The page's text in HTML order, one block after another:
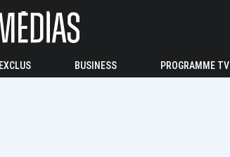
EXCLUS BUSINESS PROGRAMME TV